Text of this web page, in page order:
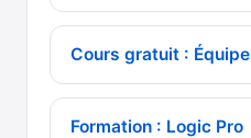
Cours gratuit :
Formation : Logic Pro